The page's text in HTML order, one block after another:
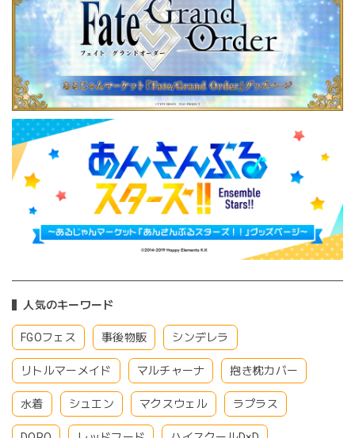
人気のキーワード
FGOフェス 事後物販 シンデレラ
リトルマーメイド マルチャーナ 抱き枕カバー
水着 シュエン マクスウェル ラプラス